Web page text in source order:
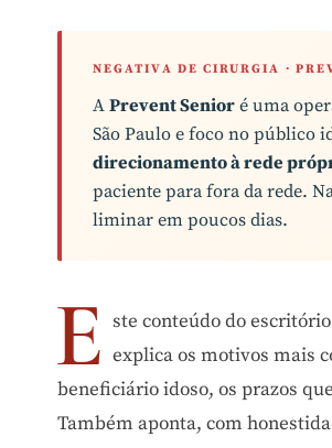
NEGATIVA DE CIRURGIA ·
A Prevent Senior é uma
São Paulo e foco no público
direcionamento à rede
paciente para fora da rede.
liminar em poucos dias.
E ste conteúdo do
explica os motivos mais
beneficiário idoso, os prazos
Também aponta, com